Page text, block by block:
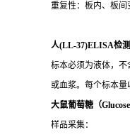
重复性：板内、板间
人(LL-37)ELISA检
标本必须为液体，不
或血浆。每个标本量
大鼠葡萄糖（
样品采集：